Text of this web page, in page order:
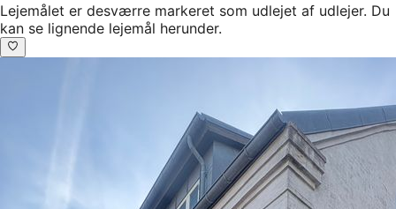
Lejemålet er desværre markeret som udlejet af udlejer. Du
kan se lignende lejemål herunder.